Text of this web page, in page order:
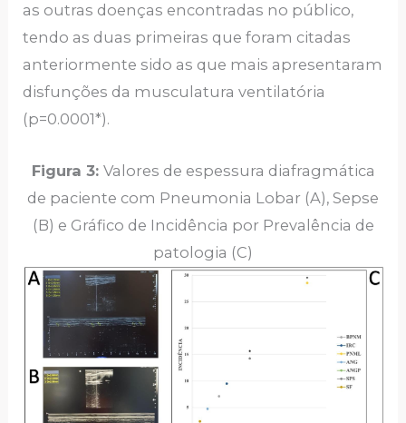
as outras doenças encontradas no público,
tendo as duas primeiras que foram citadas
anteriormente sido as que mais apresentaram
disfunções da musculatura ventilatória
(p=0.0001*).
Figura 3: Valores de espessura diafragmática
de paciente com Pneumonia Lobar (A), Sepse
(B) e Gráfico de Incidência por Prevalência de
patologia (C)